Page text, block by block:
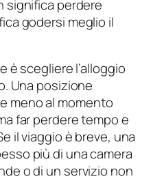
significa perdere
godersi meglio il
è scegliere l’alloggio
Una posizione
meno al momento
far perdere tempo e
il viaggio è breve, una
più di una camera
o di un servizio non